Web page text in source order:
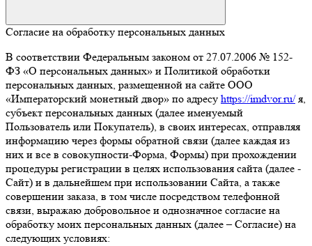
Согласие на обработку персональных данных
В соответствии Федеральным законом от 27.07.2006 № 152-
ФЗ «О персональных данных» и Политикой обработки
персональных данных, размещенной на сайте ООО
«Императорский монетный двор» по адресу https://imdvor.ru/я,
субъект персональных данных (далее именуемый
Пользователь или Покупатель), в своих интересах, отправляя
информацию через формы обратной связи (далее каждая из
них и все в совокупности-Форма, Формы) при прохождении
процедуры регистрации в целях использования сайта (далее -
Сайт) и в дальнейшем при использовании Сайта, а также
совершении заказа, в том числе посредством телефонной
связи, выражаю добровольное и однозначное согласие на
обработку моих персональных данных (далее – Согласие) на
следующих условиях: